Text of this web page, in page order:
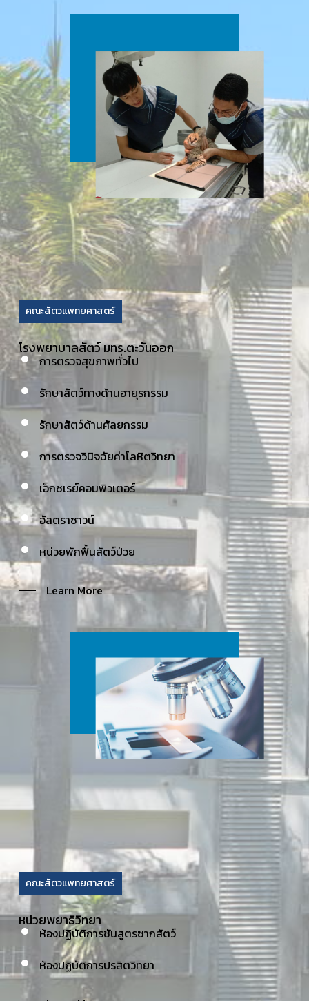
คณะสัตวแพทยศาสตร์
โรงพยาบาลสัตว์ มทร.ตะวันออก
การตรวจสุขภาพทั่วไป
รักษาสัตว์ทางด้านอายุรกรรม
รักษาสัตว์ด้านศัลยกรรม
การตรวจวินิจฉัยค่าโลหิตวิทยา
เอ็กซเรย์คอมพิวเตอร์
อัลตราซาวน์
หน่วยพักฟื้นสัตว์ป่วย
Learn More
คณะสัตวแพทยศาสตร์
หน่วยพยาธิวิทยา
ห้องปฏิบัติการชันสูตรซากสัตว์
ห้องปฏิบัติการปรสิตวิทยา